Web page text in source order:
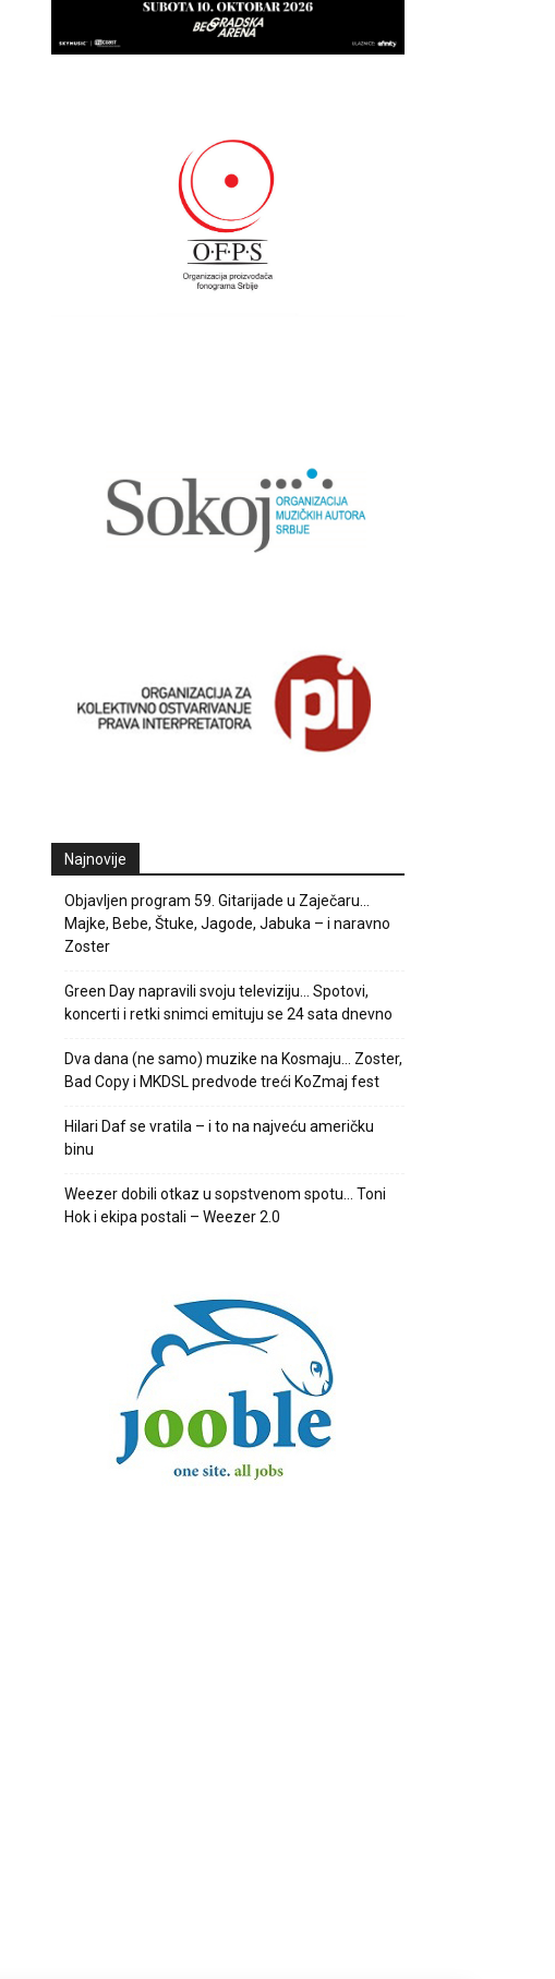
Najnovije
Objavljen program 59. Gitarijade u Zaječaru…
Majke, Bebe, Štuke, Jagode, Jabuka – i naravno
Zoster
Green Day napravili svoju televiziju… Spotovi,
koncerti i retki snimci emituju se 24 sata dnevno
Dva dana (ne samo) muzike na Kosmaju… Zoster,
Bad Copy i MKDSL predvode treći KoZmaj fest
Hilari Daf se vratila – i to na najveću američku
binu
Weezer dobili otkaz u sopstvenom spotu… Toni
Hok i ekipa postali – Weezer 2.0